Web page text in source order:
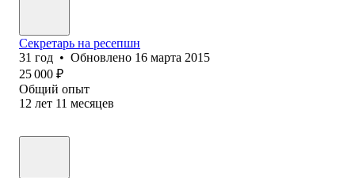
Секретарь на ресепшн
31 год • Обновлено 16 марта 2015
25 000 ₽
Общий опыт
12 лет 11 месяцев